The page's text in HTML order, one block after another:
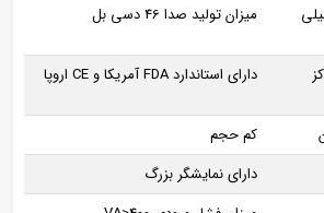
ذخیره 1000 میلی
میزان تولید صدا 46 دسی بل
دارای استاندارد FDA آمریکا و CE اروپا
کم حجم
دارای نمایشگر بزرگ